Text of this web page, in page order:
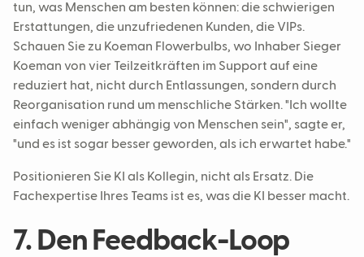
tun, was Menschen am besten können: die schwierigen
Erstattungen, die unzufriedenen Kunden, die VIPs.
Schauen Sie zu Koeman Flowerbulbs, wo Inhaber Sieger
Koeman von vier Teilzeitkräften im Support auf eine
reduziert hat, nicht durch Entlassungen, sondern durch
Reorganisation rund um menschliche Stärken. "Ich wollte
einfach weniger abhängig von Menschen sein", sagte er,
"und es ist sogar besser geworden, als ich erwartet habe."
Positionieren Sie KI als Kollegin, nicht als Ersatz. Die
Fachexpertise Ihres Teams ist es, was die KI besser macht.
7. Den Feedback-Loop